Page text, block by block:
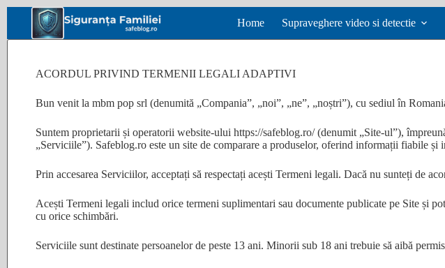
conținut
Home Supraveghere video si detectie
ACORDUL PRIVIND TERMENII LEGALI ADAPTIVI
Bun venit la mbm pop srl (denumită „Compania”, „noi”, „ne”, „noștri”), cu sediul în
Suntem proprietarii și operatorii website-ului https://safeblog.ro/ (denumit „Site-ul”),
„Serviciile”). Safeblog.ro este un site de comparare a produselor, oferind informații fiabile și
Prin accesarea Serviciilor, acceptați să respectați acești Termeni legali. Dacă nu sunteți de
Acești Termeni legali includ orice termeni suplimentari sau documente publicate pe Site și
cu orice schimbări.
Serviciile sunt destinate persoanelor de peste 13 ani. Minorii sub 18 ani trebuie să aibă